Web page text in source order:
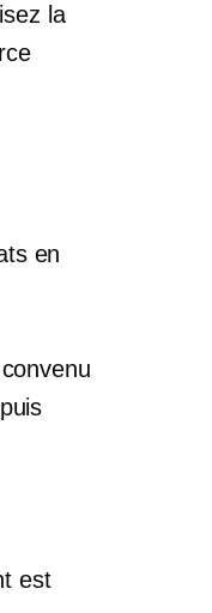
la
en
est